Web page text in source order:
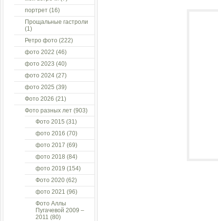
портрет (16)
Прощальные гастроли
(1)
Ретро фото (222)
фото 2022 (46)
фото 2023 (40)
фото 2024 (27)
фото 2025 (39)
Фото 2026 (21)
Фото разных лет (903)
Фото 2015 (31)
фото 2016 (70)
фото 2017 (69)
фото 2018 (84)
фото 2019 (154)
Фото 2020 (62)
фото 2021 (96)
Фото Аллы
Пугачевой 2009 –
2011 (80)